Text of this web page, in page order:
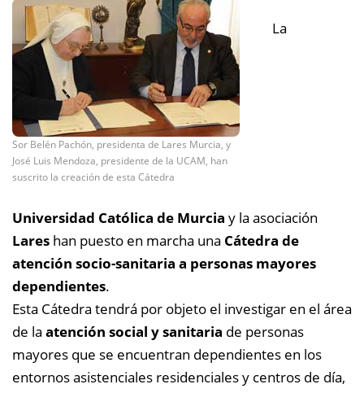
Sor Belén Pachón, presidenta de Lares Murcia, y
José Luis Mendoza, presidente de la UCAM, han
suscrito la creación de esta Cátedra
La
Universidad Católica de Murcia y la asociación
Lares han puesto en marcha una Cátedra de
atención socio-sanitaria a personas mayores
dependientes.
Esta Cátedra tendrá por objeto el investigar en el área
de la atención social y sanitaria de personas
mayores que se encuentran dependientes en los
entornos asistenciales residenciales y centros de día,